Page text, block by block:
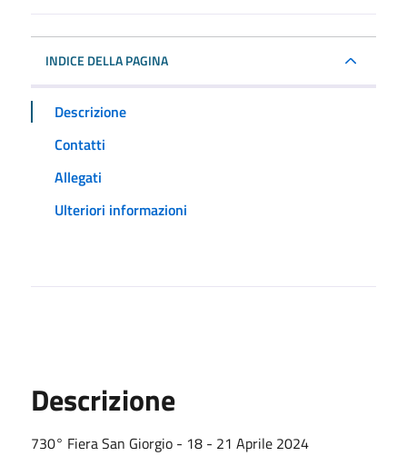
INDICE DELLA PAGINA
Descrizione
Contatti
Allegati
Ulteriori informazioni
Descrizione
730° Fiera San Giorgio - 18 - 21 Aprile 2024